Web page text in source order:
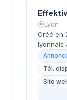
Michael
Effektiv
Lyon
Créé en
lyonnais
dans le
quartier
s'appuie
dans
des
Tél.
Site